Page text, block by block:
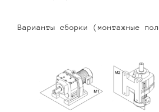
Варианты сборки (монтажные